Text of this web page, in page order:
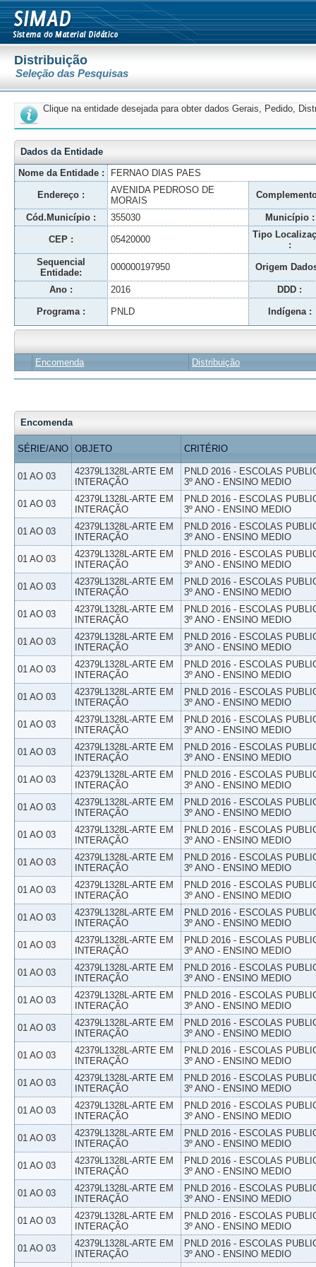
Distribuição
Seleção das Pesquisas
Clique na entidade desejada para obter dados Gerais, Pedido,
Dados da Entidade
Nome da Entidade :
FERNAO DIAS PAES
Endereço :
AVENIDA PEDROSO DE
MORAIS
Cód.Município : 355030 Município :
CEP : 05420000
Tipo
:
Sequencial
Entidade:
000000197950 Origem
Ano : 2016 DDD :
Programa : PNLD Indígena :
Encomenda Distribuição
Encomenda
SÉRIE/ANO OBJETO CRITÉRIO
01 AO 03
42379L1328L-ARTE EM
INTERAÇÃO
PNLD 2016 - ESCOLAS
3º ANO - ENSINO MEDIO
01 AO 03
42379L1328L-ARTE EM
INTERAÇÃO
PNLD 2016 - ESCOLAS
3º ANO - ENSINO MEDIO
01 AO 03
42379L1328L-ARTE EM
INTERAÇÃO
PNLD 2016 - ESCOLAS
3º ANO - ENSINO MEDIO
01 AO 03
42379L1328L-ARTE EM
INTERAÇÃO
PNLD 2016 - ESCOLAS
3º ANO - ENSINO MEDIO
01 AO 03
42379L1328L-ARTE EM
INTERAÇÃO
PNLD 2016 - ESCOLAS
3º ANO - ENSINO MEDIO
01 AO 03
42379L1328L-ARTE EM
INTERAÇÃO
PNLD 2016 - ESCOLAS
3º ANO - ENSINO MEDIO
01 AO 03
42379L1328L-ARTE EM
INTERAÇÃO
PNLD 2016 - ESCOLAS
3º ANO - ENSINO MEDIO
01 AO 03
42379L1328L-ARTE EM
INTERAÇÃO
PNLD 2016 - ESCOLAS
3º ANO - ENSINO MEDIO
01 AO 03
42379L1328L-ARTE EM
INTERAÇÃO
PNLD 2016 - ESCOLAS
3º ANO - ENSINO MEDIO
01 AO 03
42379L1328L-ARTE EM
INTERAÇÃO
PNLD 2016 - ESCOLAS
3º ANO - ENSINO MEDIO
01 AO 03
42379L1328L-ARTE EM
INTERAÇÃO
PNLD 2016 - ESCOLAS
3º ANO - ENSINO MEDIO
01 AO 03
42379L1328L-ARTE EM
INTERAÇÃO
PNLD 2016 - ESCOLAS
3º ANO - ENSINO MEDIO
01 AO 03
42379L1328L-ARTE EM
INTERAÇÃO
PNLD 2016 - ESCOLAS
3º ANO - ENSINO MEDIO
01 AO 03
42379L1328L-ARTE EM
INTERAÇÃO
PNLD 2016 - ESCOLAS
3º ANO - ENSINO MEDIO
01 AO 03
42379L1328L-ARTE EM
INTERAÇÃO
PNLD 2016 - ESCOLAS
3º ANO - ENSINO MEDIO
01 AO 03
42379L1328L-ARTE EM
INTERAÇÃO
PNLD 2016 - ESCOLAS
3º ANO - ENSINO MEDIO
01 AO 03
42379L1328L-ARTE EM
INTERAÇÃO
PNLD 2016 - ESCOLAS
3º ANO - ENSINO MEDIO
01 AO 03
42379L1328L-ARTE EM
INTERAÇÃO
PNLD 2016 - ESCOLAS
3º ANO - ENSINO MEDIO
01 AO 03
42379L1328L-ARTE EM
INTERAÇÃO
PNLD 2016 - ESCOLAS
3º ANO - ENSINO MEDIO
01 AO 03
42379L1328L-ARTE EM
INTERAÇÃO
PNLD 2016 - ESCOLAS
3º ANO - ENSINO MEDIO
01 AO 03
42379L1328L-ARTE EM
INTERAÇÃO
PNLD 2016 - ESCOLAS
3º ANO - ENSINO MEDIO
01 AO 03
42379L1328L-ARTE EM
INTERAÇÃO
PNLD 2016 - ESCOLAS
3º ANO - ENSINO MEDIO
01 AO 03
42379L1328L-ARTE EM
INTERAÇÃO
PNLD 2016 - ESCOLAS
3º ANO - ENSINO MEDIO
01 AO 03
42379L1328L-ARTE EM
INTERAÇÃO
PNLD 2016 - ESCOLAS
3º ANO - ENSINO MEDIO
01 AO 03
42379L1328L-ARTE EM
INTERAÇÃO
PNLD 2016 - ESCOLAS
3º ANO - ENSINO MEDIO
01 AO 03
42379L1328L-ARTE EM
INTERAÇÃO
PNLD 2016 - ESCOLAS
3º ANO - ENSINO MEDIO
01 AO 03
42379L1328L-ARTE EM
INTERAÇÃO
PNLD 2016 - ESCOLAS
3º ANO - ENSINO MEDIO
01 AO 03
42379L1328L-ARTE EM
INTERAÇÃO
PNLD 2016 - ESCOLAS
3º ANO - ENSINO MEDIO
01 AO 03
42379L1328L-ARTE EM
INTERAÇÃO
PNLD 2016 - ESCOLAS
3º ANO - ENSINO MEDIO